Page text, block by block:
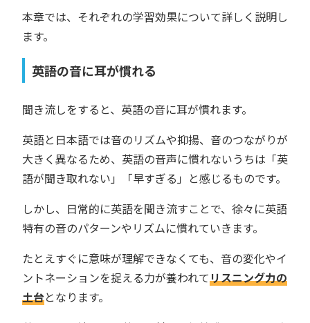
本章では、それぞれの学習効果について詳しく説明し
ます。
英語の音に耳が慣れる
聞き流しをすると、英語の音に耳が慣れます。
英語と日本語では音のリズムや抑揚、音のつながりが
大きく異なるため、英語の音声に慣れないうちは「英
語が聞き取れない」「早すぎる」と感じるものです。
しかし、日常的に英語を聞き流すことで、徐々に英語
特有の音のパターンやリズムに慣れていきます。
たとえすぐに意味が理解できなくても、音の変化やイ
ントネーションを捉える力が養われてリスニング力の
土台となります。